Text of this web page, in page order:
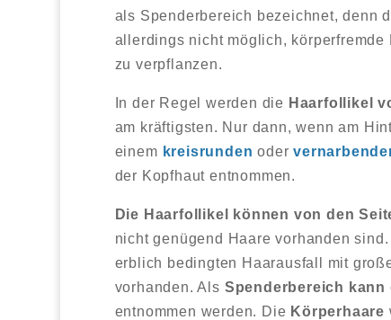
als Spenderbereich bezeichnet, denn
allerdings nicht möglich,
zu verpflanzen.
In der Regel werden die Haarfollikel
am kräftigsten. Nur dann, wenn am
einem kreisrunden oder
der Kopfhaut entnommen.
Die Haarfollikel können von den
nicht genügend Haare vorhanden sind.
erblich bedingten Haarausfall mit
vorhanden. Als Spenderbereich
entnommen werden. Die Körperhaare